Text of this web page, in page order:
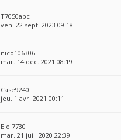
T7050apc
ven. 22 sept. 2023 09:18
nico106306
mar. 14 déc. 2021 08:19
Case9240
jeu. 1 avr. 2021 00:11
Eloi7730
mar. 21 juil. 2020 22:39